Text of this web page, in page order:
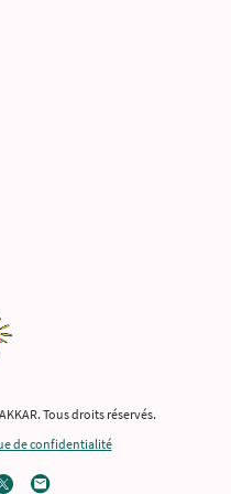
Tous droits réservés.
de confidentialité